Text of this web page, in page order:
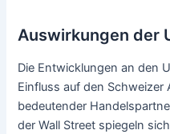
Auswirkungen der
Die Entwicklungen an den
Einfluss auf den Schweizer
bedeutender
der Wall Street spiegeln